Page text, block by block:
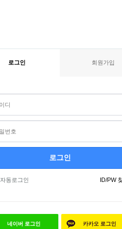
로그인 회원가입
로그인
자동로그인 ID/PW
네이버 로그인 카카오 로그인